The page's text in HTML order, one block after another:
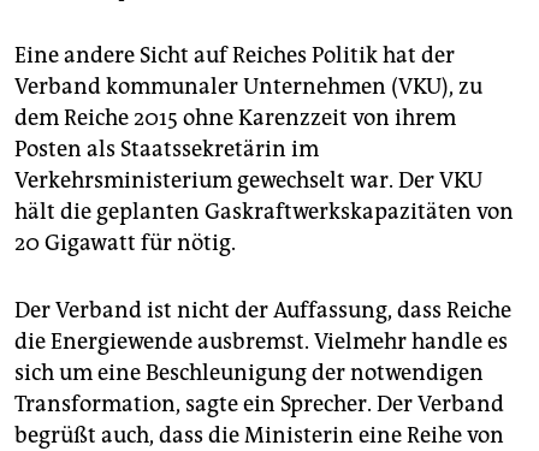
Eine andere Sicht auf Reiches Politik hat der
Verband kommunaler Unternehmen (VKU), zu
dem Reiche 2015 ohne Karenzzeit von ihrem
Posten als Staatssekretärin im
Verkehrsministerium gewechselt war. Der VKU
hält die geplanten Gaskraftwerkskapazitäten von
20 Gigawatt für nötig.
Der Verband ist nicht der Auffassung, dass Reiche
die Energiewende ausbremst. Vielmehr handle es
sich um eine Beschleunigung der notwendigen
Transformation, sagte ein Sprecher. Der Verband
begrüßt auch, dass die Ministerin eine Reihe von